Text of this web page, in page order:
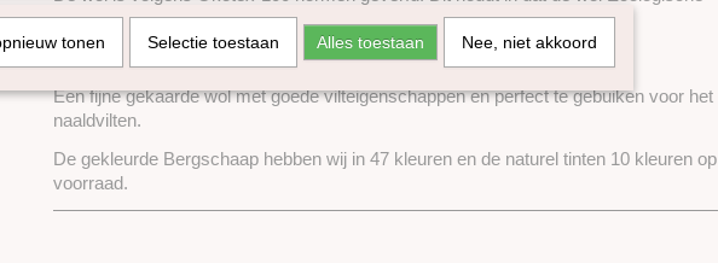
onschadelijk is!
Een fijne gekaarde wol met goede vilteigenschappen en perfect te gebuiken voor het
naaldvilten.
De gekleurde Bergschaap hebben wij in 47 kleuren en de naturel tinten 10 kleuren op
voorraad.
tonen Selectie toestaan Alles toestaan Nee, niet akkoord